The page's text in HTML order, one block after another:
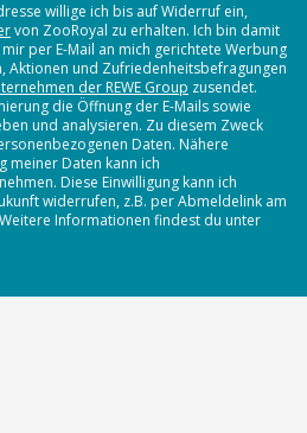
willige ich bis auf Widerruf ein,
von ZooRoyal zu erhalten. Ich bin damit
per E-Mail an mich gerichtete Werbung
Aktionen und Zufriedenheitsbefragungen
der REWE Group zusendet.
die Öffnung der E-Mails sowie
und analysieren. Zu diesem Zweck
Daten. Nähere
meiner Daten kann ich
Diese Einwilligung kann ich
widerrufen, z.B. per Abmeldelink am
Informationen findest du unter